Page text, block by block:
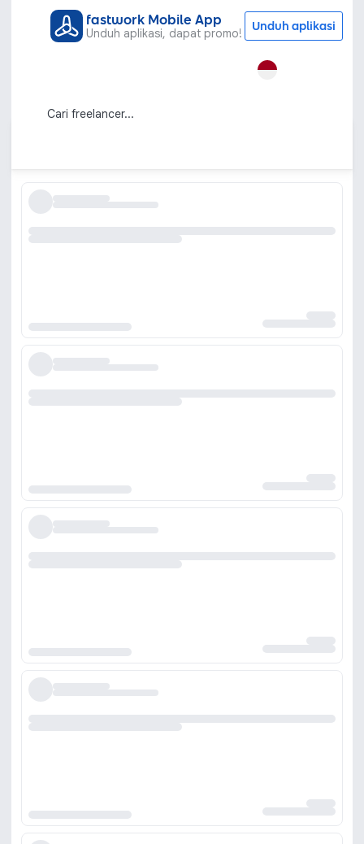
fastwork Mobile App
Unduh aplikasi, dapat promo! Unduh aplikasi
Custom